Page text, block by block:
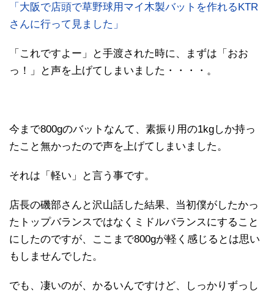
「大阪で店頭で草野球用マイ木製バットを作れるKTR
さんに行って見ました」
「これですよー」と手渡された時に、まずは「おお
っ！」と声を上げてしまいました・・・・。
今まで800gのバットなんて、素振り用の1kgしか持っ
たこと無かったので声を上げてしまいました。
それは「軽い」と言う事です。
店長の磯部さんと沢山話した結果、当初僕がしたかっ
たトップバランスではなくミドルバランスにすること
にしたのですが、ここまで800gが軽く感じるとは思い
もしませんでした。
でも、凄いのが、かるいんですけど、しっかりずっし